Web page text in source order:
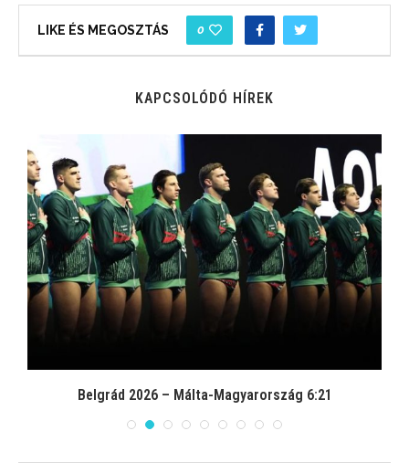
LIKE ÉS MEGOSZTÁS 0
KAPCSOLÓDÓ HÍREK
Belgrád 2026 – Málta-Magyarország 6:21